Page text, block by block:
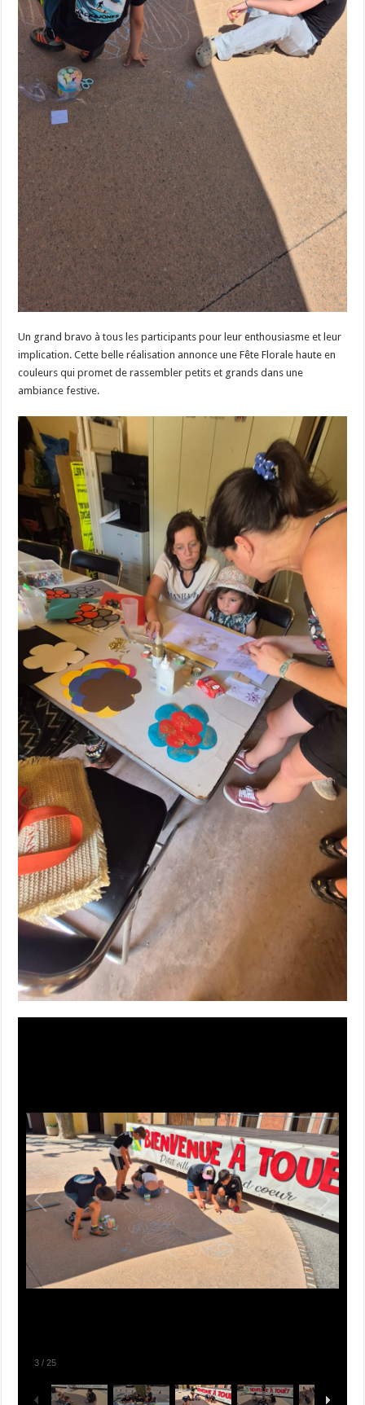
Un grand bravo à tous les participants pour leur enthousiasme et leur
implication. Cette belle réalisation annonce une Fête Florale haute en
couleurs qui promet de rassembler petits et grands dans une
ambiance festive.
3 /25